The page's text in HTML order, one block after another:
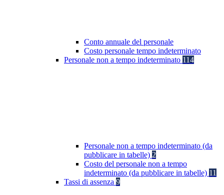
Conto annuale del personale
Costo personale tempo indeterminato
Personale non a tempo indeterminato 114
Personale non a tempo indeterminato (da
pubblicare in tabelle) 2
Costo del personale non a tempo
indeterminato (da pubblicare in tabelle) 11
Tassi di assenza 9